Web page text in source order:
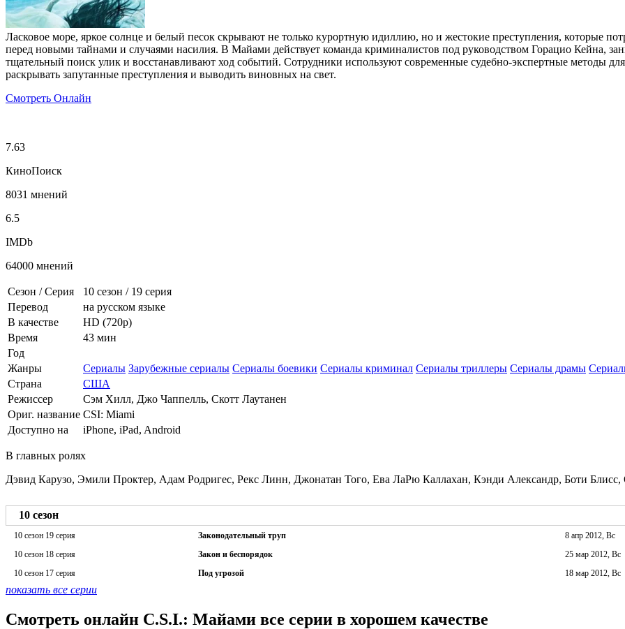
Ласковое море, яркое солнце и белый песок скрывают не только курортную идиллию, но и жестокие преступления, которые
перед новыми тайнами и случаями насилия. В Майами действует команда криминалистов под руководством Горацио Кейна,
тщательный поиск улик и восстанавливают ход событий. Сотрудники используют современные судебно-экспертные методы
раскрывать запутанные преступления и выводить виновных на свет.
Смотреть Онлайн
7.63
КиноПоиск
8031 мнений
6.5
IMDb
64000 мнений
Сезон / Серия 10 сезон / 19 серия
Перевод
на русском языке
В качестве
HD (720p)
Время
43 мин
Год
Жанры
Сериалы Зарубежные сериалы Сериалы боевики Сериалы криминал Сериалы триллеры Сериалы драмы
Страна
США
Режиссер
Сэм Хилл, Джо Чаппелль, Скотт Лаутанен
Ориг. название CSI: Miami
Доступно на
iPhone, iPad, Android
В главных ролях
Дэвид Карузо, Эмили Проктер, Адам Родригес, Рекс Линн, Джонатан Того, Ева ЛаРю Каллахан, Кэнди Александр, Боти
10 сезон
10 сезон 19 серия
Законодательный труп 8 апр 2012, Вс
10 сезон 18 серия
Закон и беспорядок 25 мар 2012, Вс
10 сезон 17 серия
Под угрозой 18 мар 2012, Вс
показать все серии
Смотреть онлайн C.S.I.: Майами все серии в хорошем качестве